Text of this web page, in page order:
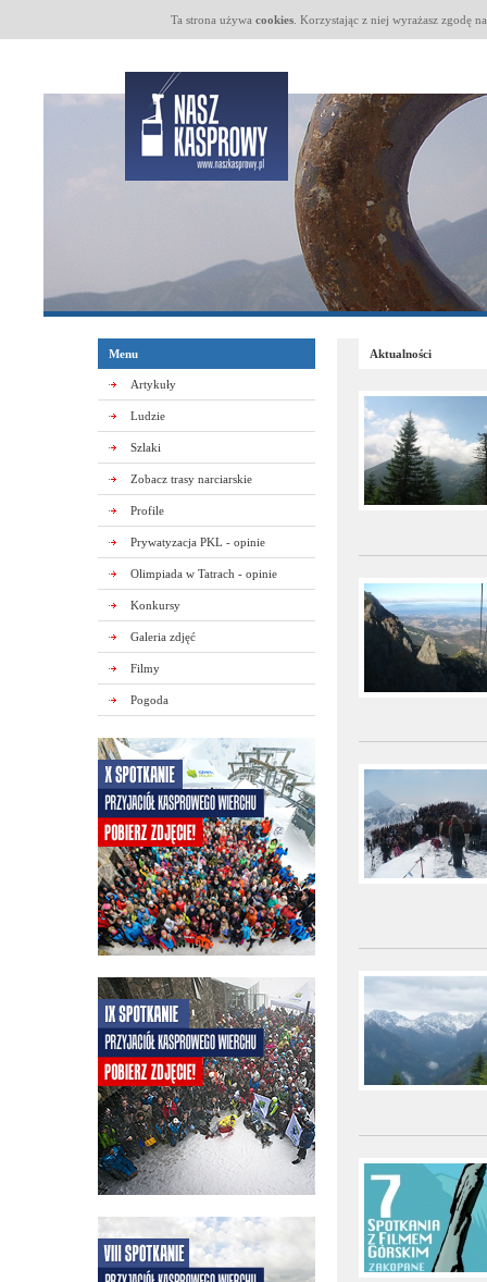
Ta strona używa cookies. Korzystając z niej wyrażasz zgodę
Menu
Artykuły
Ludzie
Szlaki
Zobacz trasy narciarskie
Profile
Prywatyzacja PKL - opinie
Olimpiada w Tatrach - opinie
Konkursy
Galeria zdjęć
Filmy
Pogoda
Aktualności